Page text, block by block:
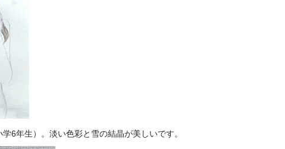
6年生）。淡い色彩と雪の結晶が美しいです。